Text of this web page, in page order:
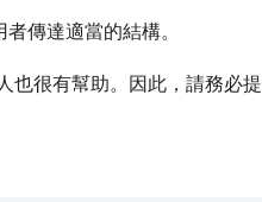
傳達適當的結構。
也很有幫助。因此，請務必